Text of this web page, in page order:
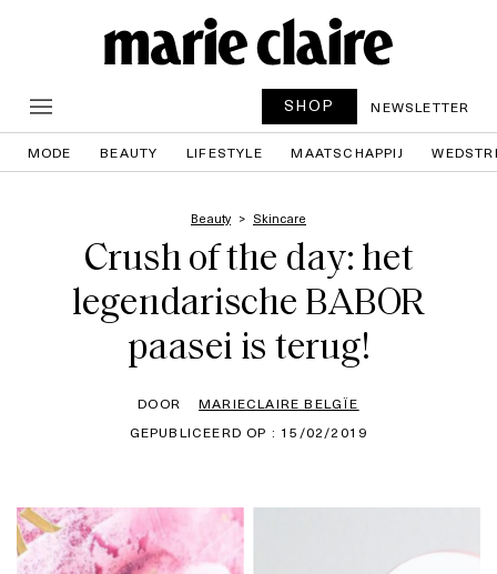
SHOP NEWSLETTER
MODE BEAUTY LIFESTYLE MAATSCHAPPIJ
Beauty Skincare
Crush of the day: het
legendarische BABOR
paasei is terug!
DOOR
MARIECLAIRE BELGÏE
GEPUBLICEERD OP : 15/02/2019